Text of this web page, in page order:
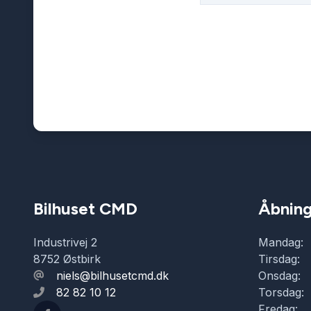
Bilhuset CMD
Industrivej 2
8752 Østbirk
niels@bilhusetcmd.dk
82 82 10 12
Mandag:
Tirsdag:
Onsdag:
Torsdag: